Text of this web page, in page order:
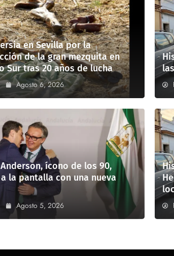
en Sevilla por la
de la gran mezquita en
Sur tras 20 años de lucha
Agosto 6, 2026
ícono de los 90,
la pantalla con una nueva
Agosto 5, 2026